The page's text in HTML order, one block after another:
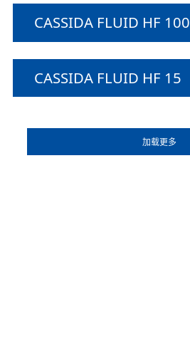
CASSIDA FLUID HF 100
CASSIDA FLUID HF 15
加载更多